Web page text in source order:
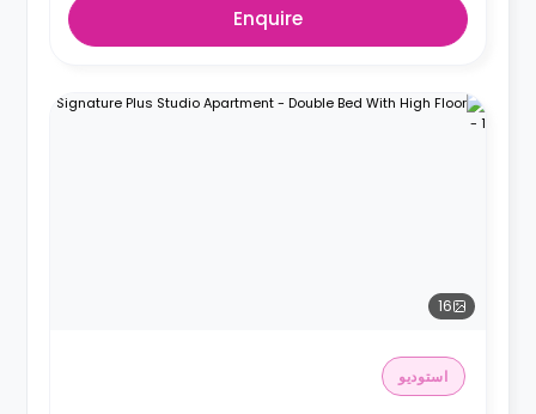
Enquire
16
استوديو